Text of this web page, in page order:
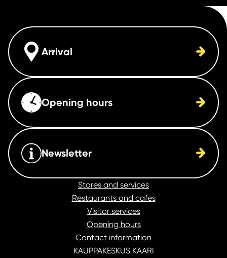
Arrival
Opening hours
Newsletter
Stores and services
Restaurants and cafes
Visitor services
Opening hours
Contact information
KAUPPAKESKUS KAARI